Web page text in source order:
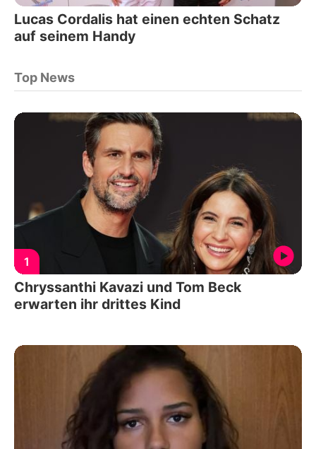
Lucas Cordalis hat einen echten Schatz
auf seinem Handy
Top News
1
Chryssanthi Kavazi und Tom Beck
erwarten ihr drittes Kind